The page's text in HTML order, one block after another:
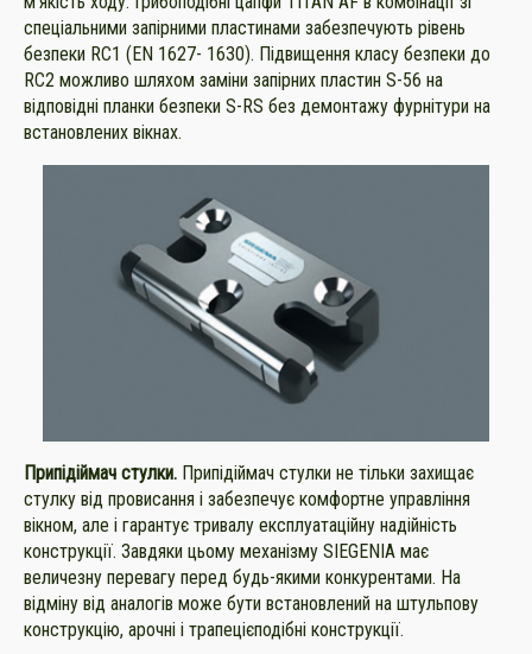
спеціальними запірними пластинами забезпечують рівень
безпеки RC1 (EN 1627- 1630). Підвищення класу безпеки до
RC2 можливо шляхом заміни запірних пластин S-56 на
відповідні планки безпеки S-RS без демонтажу фурнітури на
встановлених вікнах.
Припідіймач стулки. Припідіймач стулки не тільки захищає
стулку від провисання і забезпечує комфортне управління
вікном, але і гарантує тривалу експлуатаційну надійність
конструкції. Завдяки цьому механізму SIEGENIA має
величезну перевагу перед будь-якими конкурентами. На
відміну від аналогів може бути встановлений на штульпову
конструкцію, арочні і трапецієподібні конструкції.